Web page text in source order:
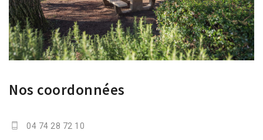
Nos coordonnées
04 74 28 72 10